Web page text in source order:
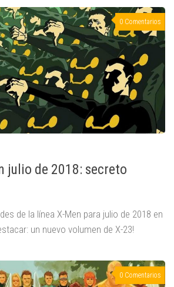
0 Comentarios
julio de 2018: secreto
de la línea X-Men para julio de 2018 en
un nuevo volumen de X-23!
0 Comentarios